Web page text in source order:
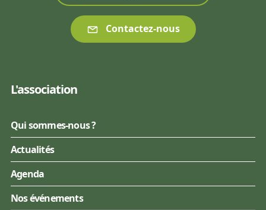
Contactez-nous
L'association
Qui sommes-nous ?
Actualités
Agenda
Nos événements